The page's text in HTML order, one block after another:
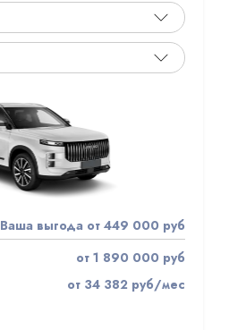
Ваша выгода от 449 000 руб
от 1 890 000 руб
от 34 382 руб/мес